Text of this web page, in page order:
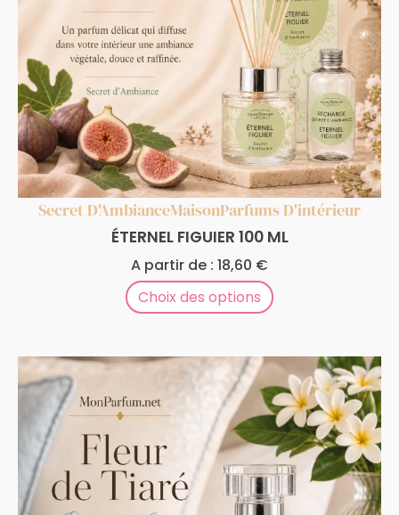
Secret D'AmbianceMaisonParfums D'intérieur
ÉTERNEL FIGUIER 100 ML
A partir de : 18,60 €
Choix des options